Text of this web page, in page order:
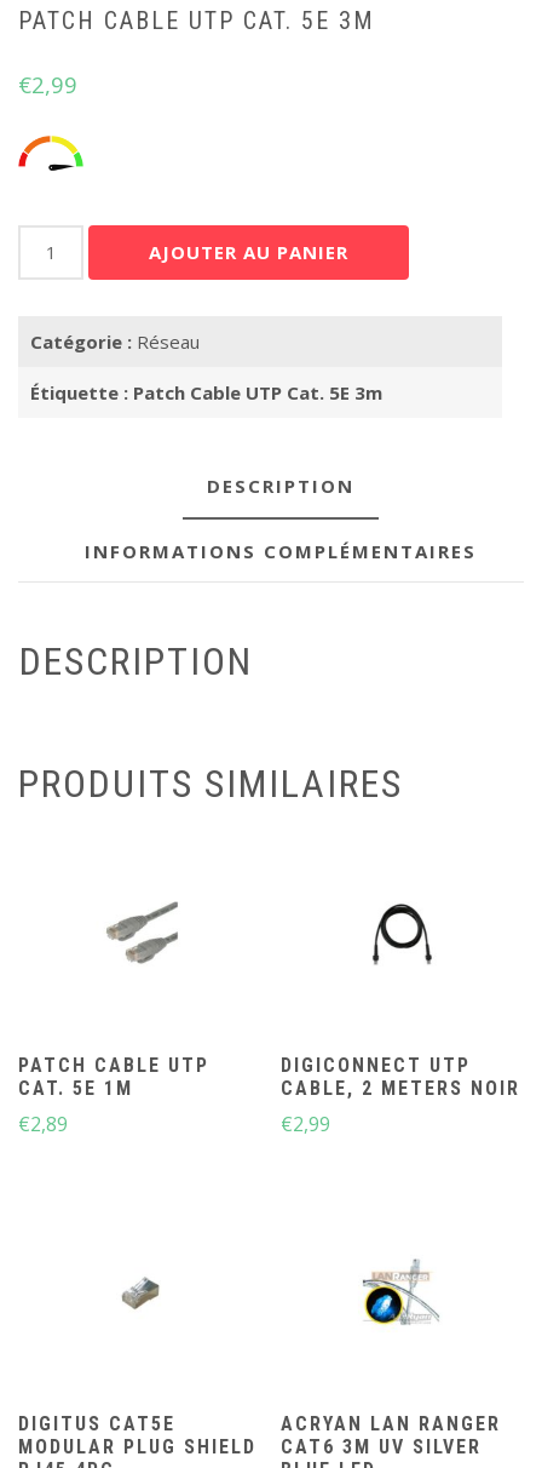
PATCH CABLE UTP CAT. 5E 3M
€2,99
UTP
5E
AJOUTER AU PANIER
Catégorie : Réseau
Étiquette : Patch Cable UTP Cat. 5E 3m
DESCRIPTION
INFORMATIONS COMPLÉMENTAIRES
DESCRIPTION
PRODUITS SIMILAIRES
PATCH CABLE UTP
CAT. 5E 1M
€2,89
DIGICONNECT UTP
CABLE, 2 METERS NOIR
€2,99
DIGITUS CAT5E
MODULAR PLUG SHIELD
ACRYAN LAN RANGER
CAT6 3M UV SILVER